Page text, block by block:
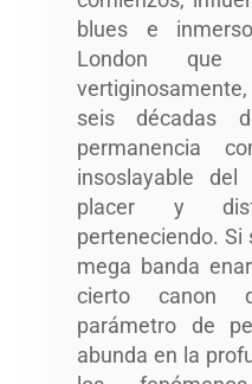
blues e
London que
seis décadas
permanencia
insoslayable
placer y
perteneciendo. Si
mega banda
cierto canon
parámetro de
abunda en la